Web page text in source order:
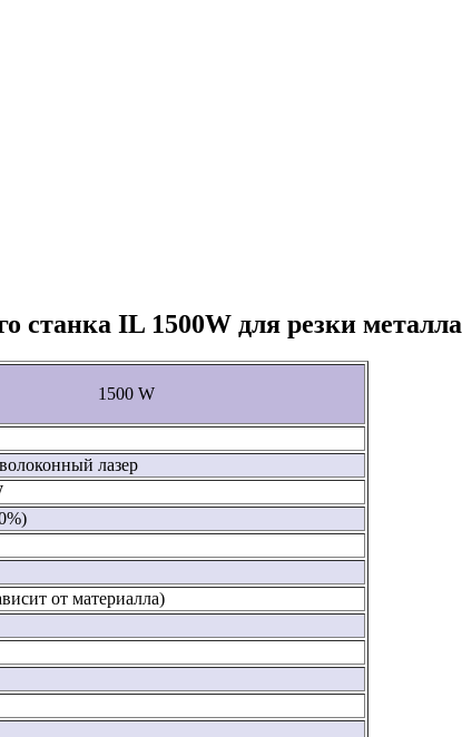
станка IL 1500W для резки металла
1500 W
лазер
от материалла)